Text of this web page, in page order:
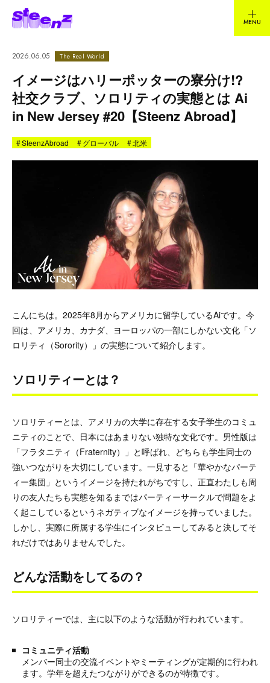
2026.06.05 The Real World
イメージはハリーポッターの寮分け!?
社交クラブ、ソロリティの実態とは Ai
in New Jersey #20【Steenz Abroad】
#SteenzAbroad #グローバル #北米
こんにちは。2025年8月からアメリカに留学しているAiです。今
回は、アメリカ、カナダ、ヨーロッパの一部にしかない文化「ソ
ロリティ（Sorority）」の実態について紹介します。
ソロリティーとは？
ソロリティーとは、アメリカの大学に存在する女子学生のコミュ
ニティのことで、日本にはあまりない独特な文化です。男性版は
「フラタニティ（Fraternity）」と呼ばれ、どちらも学生同士の
強いつながりを大切にしています。一見すると「華やかなパーテ
ィー集団」というイメージを持たれがちですし、正直わたしも周
りの友人たちも実態を知るまではパーティーサークルで問題をよ
く起こしているというネガティブなイメージを持っていました。
しかし、実際に所属する学生にインタビューしてみると決してそ
れだけではありませんでした。
どんな活動をしてるの？
ソロリティーでは、主に以下のような活動が行われています。
コミュニティ活動
メンバー同士の交流イベントやミーティングが定期的に行われ
ます。学年を超えたつながりができるのが特徴です。